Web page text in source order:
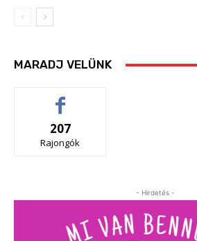
MARADJ VELÜNK
207
Rajongók
- Hirdetés -